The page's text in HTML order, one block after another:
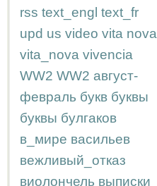
rss text_engl text_fr
upd us video vita nova
vita_nova vivencia
WW2 WW2 август-
февраль букв буквы
буквы булгаков
в_мире васильев
вежливый_отказ
виолончель выписки